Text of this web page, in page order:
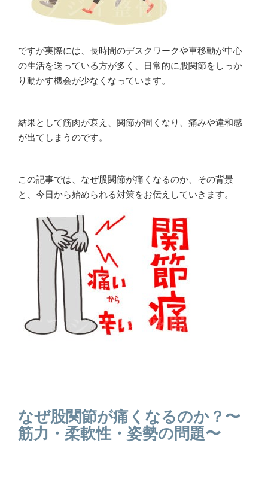
ですが実際には、長時間のデスクワークや車移動が中心
の生活を送っている方が多く、日常的に股関節をしっか
り動かす機会が少なくなっています。
結果として筋肉が衰え、関節が固くなり、痛みや違和感
が出てしまうのです。
この記事では、なぜ股関節が痛くなるのか、その背景
と、今日から始められる対策をお伝えしていきます。
なぜ股関節が痛くなるのか？〜
筋力・柔軟性・姿勢の問題〜